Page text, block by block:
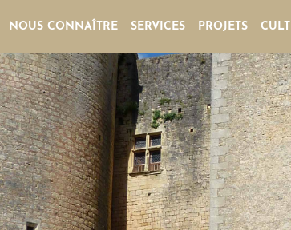
NOUS CONNAÎTRE SERVICES PROJETS